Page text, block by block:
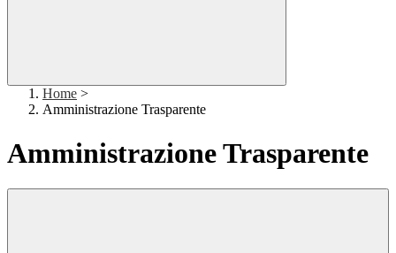
Home >
Amministrazione Trasparente
Amministrazione Trasparente